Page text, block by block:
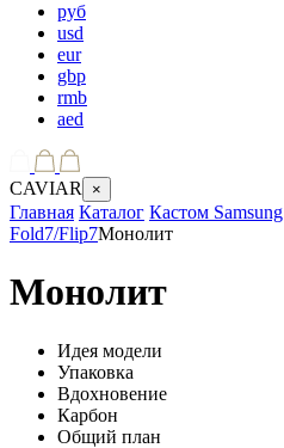
руб
usd
eur
gbp
rmb
aed
CAVIAR ×
Главная Каталог Кастом Samsung
Fold7/Flip7Монолит
Монолит
Идея модели
Упаковка
Вдохновение
Карбон
Общий план